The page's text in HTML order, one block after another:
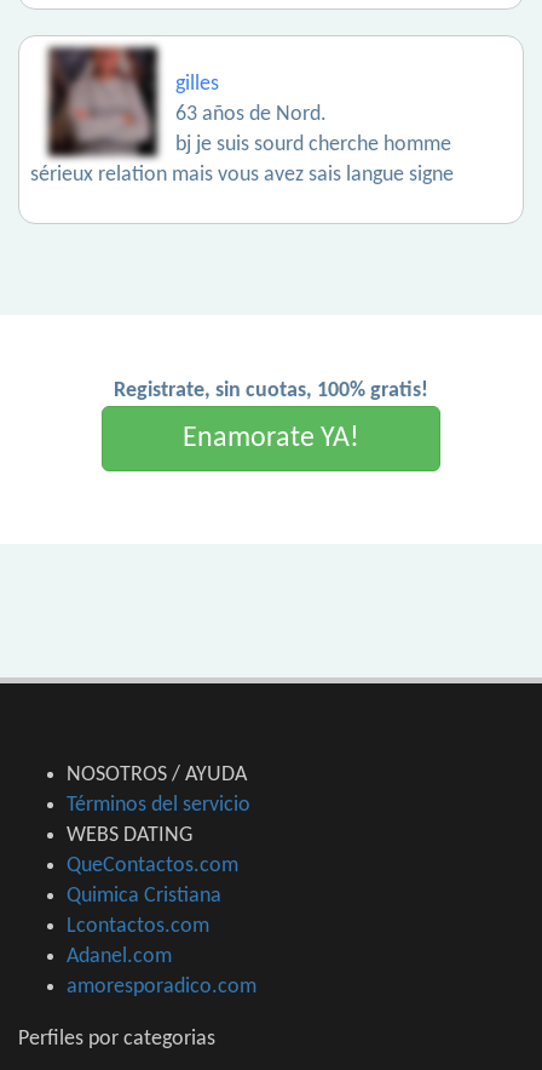
gilles
63 años de Nord.
bj je suis sourd cherche homme
sérieux relation mais vous avez sais langue signe
Registrate, sin cuotas, 100% gratis!
Enamorate YA!
NOSOTROS / AYUDA
Términos del servicio
WEBS DATING
QueContactos.com
Quimica Cristiana
Lcontactos.com
Adanel.com
amoresporadico.com
Perfiles por categorias